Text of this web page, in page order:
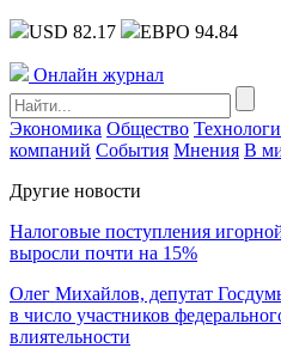
USD 82.17 ЕВРО 94.84
Онлайн журнал
Экономика Общество
компаний События Мнения В
Другие новости
Налоговые поступления
выросли почти на 15%
Олег Михайлов, депутат
в число участников
влиятельности